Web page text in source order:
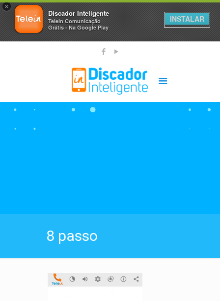
×
Discador Inteligente
Telein Comunicação
Grátis - Na Google Play
INSTALAR
8 passo